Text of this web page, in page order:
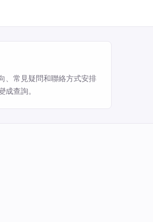
、常見疑問和聯絡方式安排
成查詢。